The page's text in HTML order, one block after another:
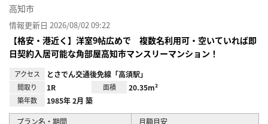
高知市
情報更新日 2026/08/02 09:22
【格安・港近く】洋室9帖広めで 複数名利用可・空いていれば即
日契約入居可能な角部屋高知市マンスリーマンション！
アクセス とさでん交通後免線「高須駅」
間取り 1R 面積 20.35m²
築年数 1985年 2月 築
プラン名・期間 月額目安